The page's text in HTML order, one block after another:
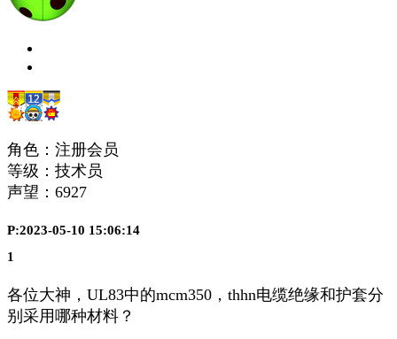
角色：注册会员
等级：技术员
声望： 6927
P:2023-05-10 15:06:14
1
各位大神，UL83中的mcm350，thhn电缆绝缘和护套分
别采用哪种材料？